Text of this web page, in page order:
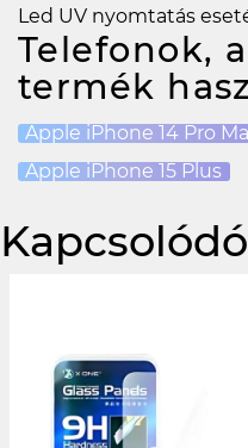
Led UV nyomtatás
Telefonok,
termék
Apple iPhone 14 Pro
Apple iPhone 15 Plus